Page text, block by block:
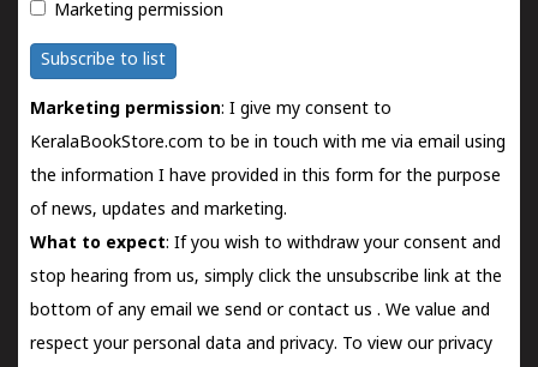
Marketing permission
Subscribe to list
Marketing permission: I give my consent to
KeralaBookStore.com to be in touch with me via email using
the information I have provided in this form for the purpose
of news, updates and marketing.
What to expect: If you wish to withdraw your consent and
stop hearing from us, simply click the unsubscribe link at the
bottom of any email we send orcontact us . We value and
respect your personal data and privacy. To view our privacy